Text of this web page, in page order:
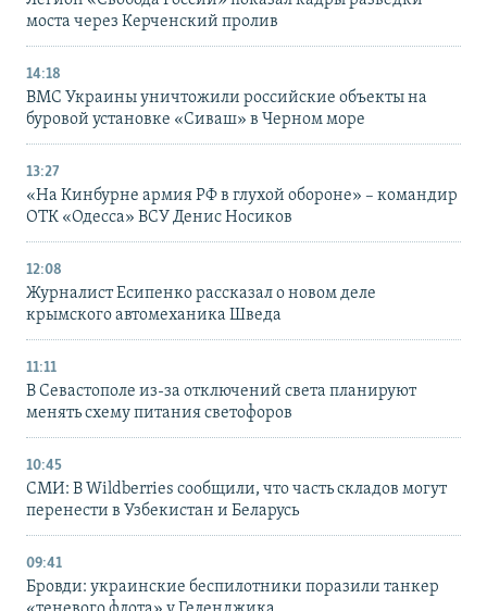
моста через Керченский пролив
14:18
ВМС Украины уничтожили российские объекты на
буровой установке «Сиваш» в Черном море
13:27
«На Кинбурне армия РФ в глухой обороне» – командир
ОТК «Одесса» ВСУ Денис Носиков
12:08
Журналист Есипенко рассказал о новом деле
крымского автомеханика Шведа
11:11
В Севастополе из-за отключений света планируют
менять схему питания светофоров
10:45
СМИ: В Wildberries сообщили, что часть складов могут
перенести в Узбекистан и Беларусь
09:41
Бровди: украинские беспилотники поразили танкер